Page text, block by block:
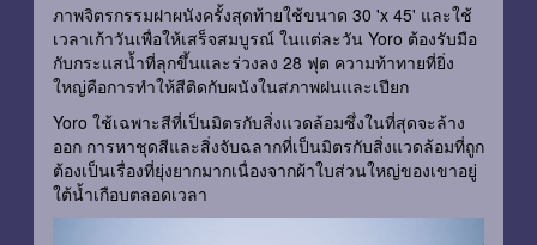
ภาพจิตรกรรมฝาผนังครั้งสุดท้ายใช้ขนาด 30 'x 45' และใช้
เวลาเก้าวันเพื่อให้เสร็จสมบูรณ์ ในแต่ละวัน Yoro ต้องรับมือ
กับกระแสน้ำที่ลุกขึ้นและร่วงลง 28 ฟุต ความท้าทายที่ยิ่ง
ใหญ่คือการทำให้สีติดกับผนังในสภาพฝนและเปียก
Yoro ใช้เฉพาะสีที่เป็นมิตรกับสิ่งแวดล้อมซึ่งในที่สุดจะล้าง
ออก การหาชุดสีและสิ่งจับฉลากที่เป็นมิตรกับสิ่งแวดล้อมที่ถูก
ต้องเป็นเรื่องที่ยุ่งยากมากเนื่องจากผ้าใบส่วนใหญ่ของเขาอยู่
ใต้น้ำเกือบตลอดเวลา